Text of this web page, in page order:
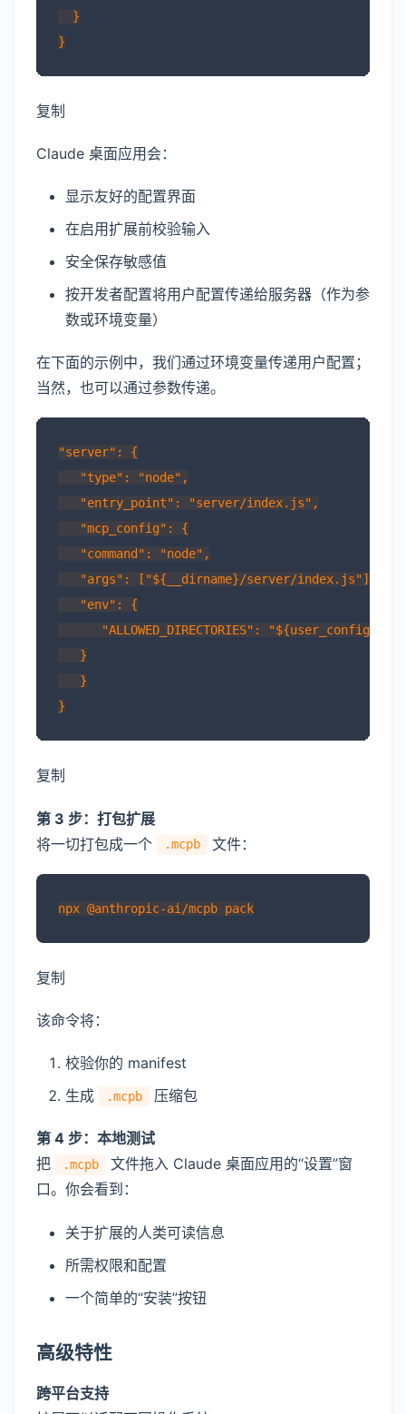
  }
复制
Claude 桌面应用会：
显示友好的配置界面
在启用扩展前校验输入
安全保存敏感值
按开发者配置将用户配置传递给服务器（作为参
数或环境变量）
在下面的示例中，我们通过环境变量传递用户配置；
当然，也可以通过参数传递。
"server": {
   "type": "node",
   "entry_point": "server/index.js",
   "mcp_config": {
   "command": "node",
   "args": ["${__dirname}/server/index.js"],
   "env": {
"ALLOWED_DIRECTORIES":
   }
   }
复制
第 3 步：打包扩展
将一切打包成一个
.mcpb 文件：
复制
该命令将：
校验你的 manifest
生成
.mcpb 压缩包
第 4 步：本地测试
把
.mcpb
文件拖入 Claude 桌面应用的“设置”窗
口。你会看到：
关于扩展的人类可读信息
所需权限和配置
一个简单的“安装”按钮
高级特性
跨平台支持